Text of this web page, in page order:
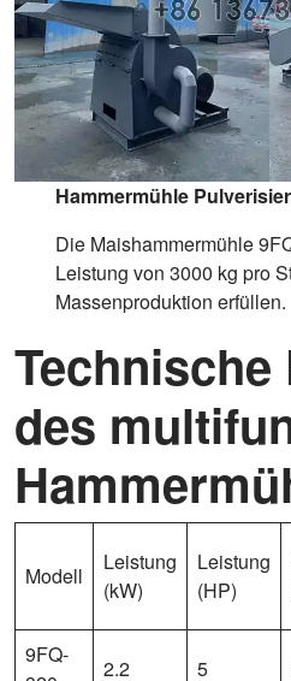
Hammermühle
Die Maishammermühle
Leistung von 3000 kg pro
Massenproduktion erfüllen.
Technische
des
Modell
Leistung
(kW)
Leistung
(HP)
9FQ-
2.2 5